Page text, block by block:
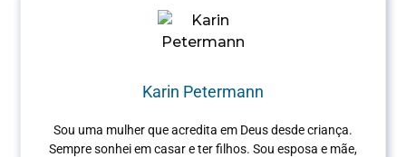
Karin Petermann
Sou uma mulher que acredita em Deus desde criança.
Sempre sonhei em casar e ter filhos. Sou esposa e mãe,